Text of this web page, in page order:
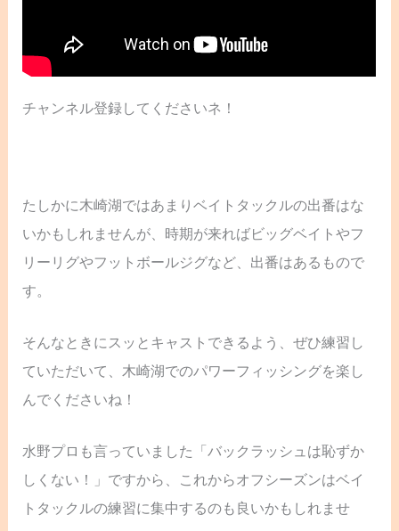
チャンネル登録してくださいネ！
たしかに木崎湖ではあまりベイトタックルの出番はな
いかもしれませんが、時期が来ればビッグベイトやフ
リーリグやフットボールジグなど、出番はあるもので
す。
そんなときにスッとキャストできるよう、ぜひ練習し
ていただいて、木崎湖でのパワーフィッシングを楽し
んでくださいね！
水野プロも言っていました「バックラッシュは恥ずか
しくない！」ですから、これからオフシーズンはベイ
トタックルの練習に集中するのも良いかもしれませ